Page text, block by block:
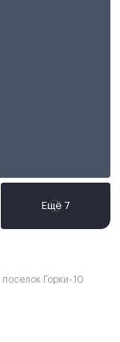
поселок Горки-10